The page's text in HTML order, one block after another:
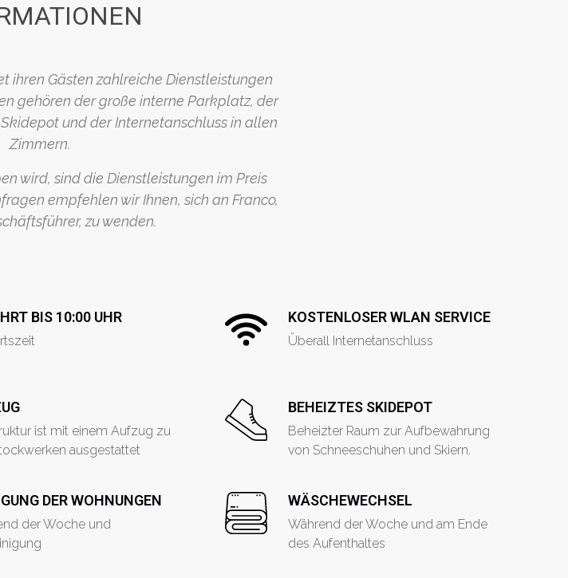
ihren Gästen zahlreiche Dienstleistungen
gehören der große interne Parkplatz, der
und der Internetanschluss in allen
Zimmern.
wird, sind die Dienstleistungen im Preis
empfehlen wir Ihnen, sich an Franco,
zu wenden.
BIS 10:00 UHR
ist mit einem Aufzug zu
ausgestattet
DER WOHNUNGEN
der Woche und
KOSTENLOSER WLAN SERVICE
Überall Internetanschluss
BEHEIZTES SKIDEPOT
Beheizter Raum zur Aufbewahrung
von Schneeschuhen und Skiern.
WÄSCHEWECHSEL
Während der Woche und am Ende
des Aufenthaltes